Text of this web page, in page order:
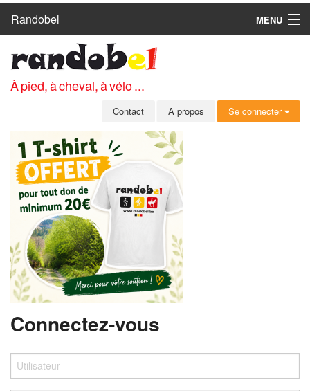
Randobel
MENU
CIRCUITS
CLUBS
MEMBRES
SE CONNECTER
INSCRIPTION GRATUITE
MOT DE PASSE OUBLIÉ
À pied, à cheval, à vélo ...
Contact A propos Se connecter
Connectez-vous